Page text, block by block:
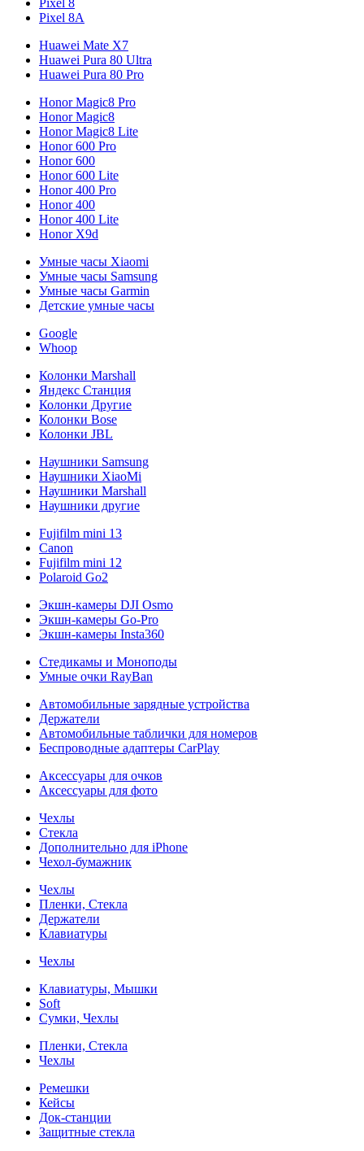
Pixel 8A
Huawei Mate X7
Huawei Pura 80 Ultra
Huawei Pura 80 Pro
Honor Magic8 Pro
Honor Magic8
Honor Magic8 Lite
Honor 600 Pro
Honor 600
Honor 600 Lite
Honor 400 Pro
Honor 400
Honor 400 Lite
Honor X9d
Умные часы Xiaomi
Умные часы Samsung
Умные часы Garmin
Детские умные часы
Google
Whoop
Колонки Marshall
Яндекс Станция
Колонки Другие
Колонки Bose
Колонки JBL
Наушники Samsung
Наушники XiaoMi
Наушники Marshall
Наушники другие
Fujifilm mini 13
Canon
Fujifilm mini 12
Polaroid Go2
Экшн-камеры DJI Osmo
Экшн-камеры Go-Pro
Экшн-камеры Insta360
Стедикамы и Моноподы
Умные очки RayBan
Автомобильные зарядные устройства
Держатели
Автомобильные таблички для номеров
Беспроводные адаптеры CarPlay
Аксессуары для очков
Аксессуары для фото
Чехлы
Стекла
Дополнительно для iPhone
Чехол-бумажник
Чехлы
Пленки, Стекла
Держатели
Клавиатуры
Чехлы
Клавиатуры, Мышки
Soft
Сумки, Чехлы
Пленки, Стекла
Чехлы
Ремешки
Кейсы
Док-станции
Защитные стекла